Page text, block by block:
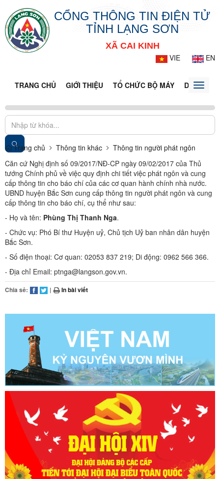
CỔNG THÔNG TIN ĐIỆN TỬ
TỈNH LẠNG SƠN
XÃ CAI KINH
VIE
EN
TRANG CHỦ GIỚI THIỆU TỔ CHỨC BỘ MÁY DOANH
Toggle
Trang chủ Thông tin khác
Thông tin người phát ngôn
Căn cứ Nghị định số 09/2017/NĐ-CP ngày 09/02/2017 của Thủ
tướng Chính phủ về việc quy định chi tiết việc phát ngôn và cung
cấp thông tin cho báo chí của các cơ quan hành chính nhà nước.
UBND huyện Bắc Sơn cung cấp thông tin người phát ngôn và cung
cấp thông tin cho báo chí, cụ thể như sau:
- Họ và tên: Phùng Thị Thanh Nga.
- Chức vụ: Phó Bí thư Huyện uỷ, Chủ tịch Uỷ ban nhân dân huyện
Bắc Sơn.
- Số điện thoại: Cơ quan: 02053 837 219; Di động: 0962 566 366.
- Địa chỉ Email: ptnga@langson.gov.vn.
Chia sẻ: | In bài viết